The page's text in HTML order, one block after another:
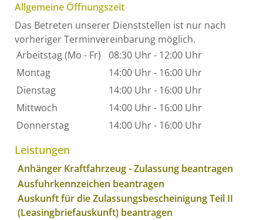
Allgemeine Öffnungszeit
Das Betreten unserer Dienststellen ist nur nach
vorheriger Terminvereinbarung möglich.
Arbeitstag (Mo - Fr)
08:30 Uhr- 12:00 Uhr
Montag
14:00 Uhr- 16:00 Uhr
Dienstag
14:00 Uhr- 16:00 Uhr
Mittwoch
14:00 Uhr- 16:00 Uhr
Donnerstag
14:00 Uhr- 16:00 Uhr
Leistungen
Anhänger Kraftfahrzeug - Zulassung beantragen
Ausfuhrkennzeichen beantragen
Auskunft für die Zulassungsbescheinigung Teil II
(Leasingbriefauskunft) beantragen